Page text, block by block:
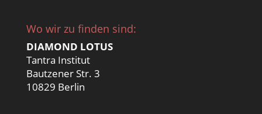
Wo wir zu finden sind:
DIAMOND LOTUS
Tantra Institut
Bautzener Str. 3
10829 Berlin